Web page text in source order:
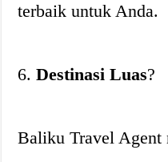
terbaik untuk Anda.
6.Destinasi Luas?
Baliku Travel Agent